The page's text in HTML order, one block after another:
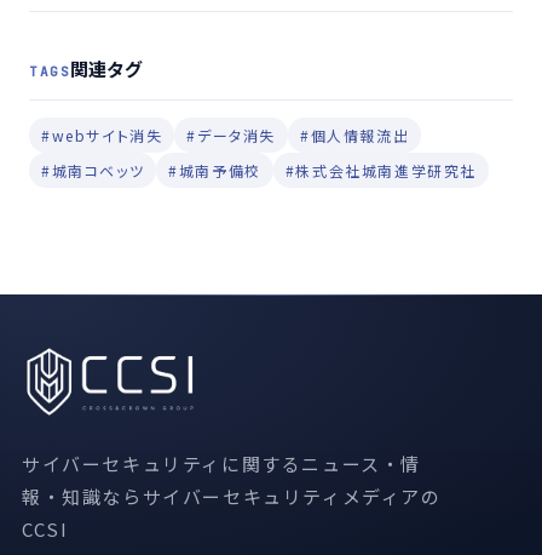
TAGS関連タグ
#webサイト消失 #データ消失
#個人情報流出
#城南コベッツ
#城南予備校 #株式会社城南進学研究社
サイバーセキュリティに関するニュース・情
報・知識ならサイバーセキュリティメディアの
CCSI